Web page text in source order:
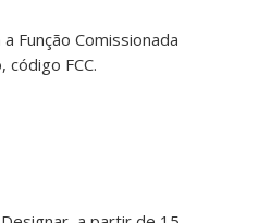
Função Comissionada
código FCC.